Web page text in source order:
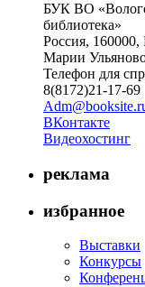
БУК ВО
библиотека»
Россия, 160000,
Марии
Телефон для
8(8172)21-17-69
ВКонтакте
Видеохостинг
реклама
избранное
Выставки
Конкурсы